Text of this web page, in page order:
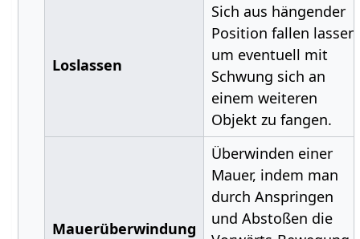
Loslassen
Sich aus hängender
Position fallen lassen,
um eventuell mit
Schwung sich an
einem weiteren
Objekt zu fangen.
Mauerüberwindung
Überwinden einer
Mauer, indem man
durch Anspringen
und Abstoßen die